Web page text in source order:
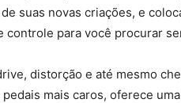
suas novas criações, e
controle para você procurar
distorção e até mesmo
mais caros, oferece